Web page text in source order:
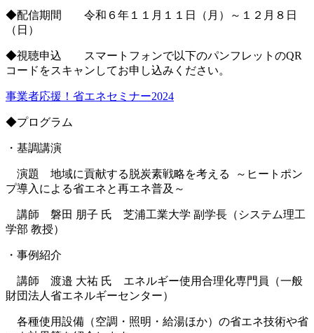
◆配信期間 令和６年１１月１１日（月）～１２月８日
（日）
◆視聴申込 スマートフォンで以下のパンフレットのQR
コードをスキャンしてお申し込みください。
事業者応援！省エネセミナー2024
◆プログラム
・基調講演
演題 地域に貢献する脱炭素戦略を考える ～ヒートポン
プ導入による省エネと再エネ普及～
講師 磐田 朋子 氏 芝浦工業大学 副学長（システム理工
学部 教授）
・事例紹介
講師 渡邉 大祐 氏 エネルギー使用合理化専門員（一般
財団法人省エネルギーセンター）
各種使用設備（空調・照明・給湯ほか）の省エネ技術や省